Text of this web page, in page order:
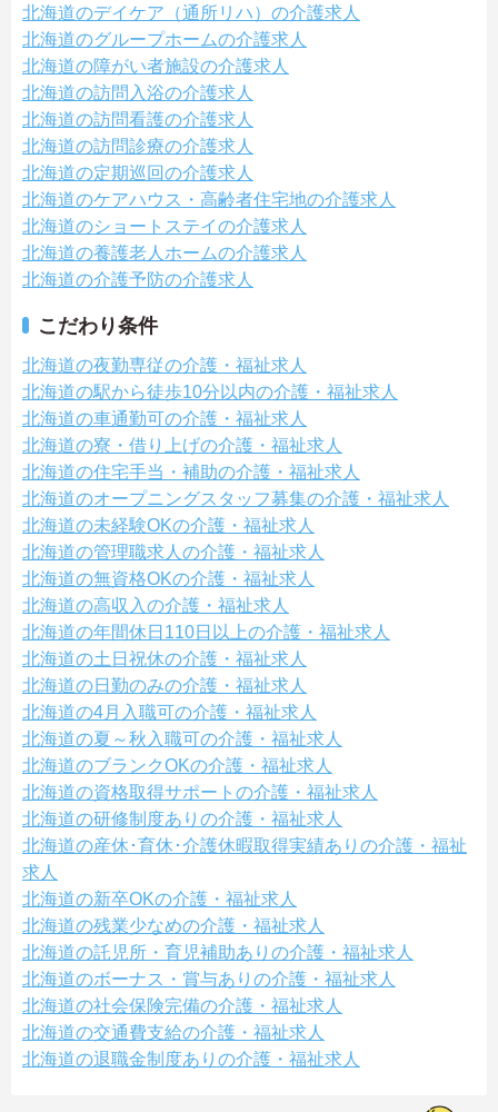
北海道のデイケア（通所リハ）の介護求人
北海道のグループホームの介護求人
北海道の障がい者施設の介護求人
北海道の訪問入浴の介護求人
北海道の訪問看護の介護求人
北海道の訪問診療の介護求人
北海道の定期巡回の介護求人
北海道のケアハウス・高齢者住宅地の介護求人
北海道のショートステイの介護求人
北海道の養護老人ホームの介護求人
北海道の介護予防の介護求人
こだわり条件
北海道の夜勤専従の介護・福祉求人
北海道の駅から徒歩10分以内の介護・福祉求人
北海道の車通勤可の介護・福祉求人
北海道の寮・借り上げの介護・福祉求人
北海道の住宅手当・補助の介護・福祉求人
北海道のオープニングスタッフ募集の介護・福祉求人
北海道の未経験OKの介護・福祉求人
北海道の管理職求人の介護・福祉求人
北海道の無資格OKの介護・福祉求人
北海道の高収入の介護・福祉求人
北海道の年間休日110日以上の介護・福祉求人
北海道の土日祝休の介護・福祉求人
北海道の日勤のみの介護・福祉求人
北海道の4月入職可の介護・福祉求人
北海道の夏～秋入職可の介護・福祉求人
北海道のブランクOKの介護・福祉求人
北海道の資格取得サポートの介護・福祉求人
北海道の研修制度ありの介護・福祉求人
北海道の産休･育休･介護休暇取得実績ありの介護・福祉
求人
北海道の新卒OKの介護・福祉求人
北海道の残業少なめの介護・福祉求人
北海道の託児所・育児補助ありの介護・福祉求人
北海道のボーナス・賞与ありの介護・福祉求人
北海道の社会保険完備の介護・福祉求人
北海道の交通費支給の介護・福祉求人
北海道の退職金制度ありの介護・福祉求人